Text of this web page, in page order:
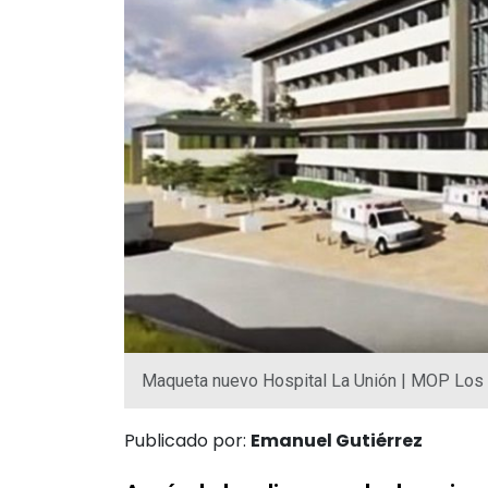
Maqueta nuevo Hospital La Unión | MOP
Publicado por: Emanuel Gutiérrez